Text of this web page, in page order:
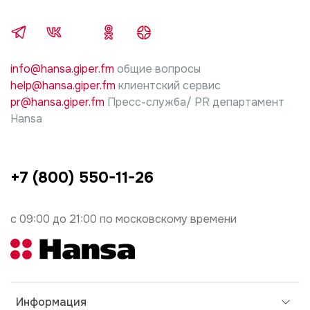
ущерб несет лицо, проводившие работы.
Информация
с 09:00 до 21:00 по московскому времени
+7 (800) 550-11-26
info@hansa.giper.fm общие вопросы
help@hansa.giper.fm клиентский сервис
pr@hansa.giper.fm Пресс-служба/ PR департамент
Hansa